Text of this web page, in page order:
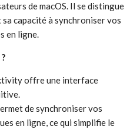
de macOS. Il se distingue
capacité à synchroniser vos
en ligne.
offre une interface
de synchroniser vos
en ligne, ce qui simplifie le